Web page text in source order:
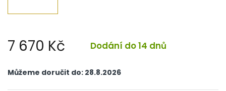
7 670 Kč Dodání do 14 dnů
cena:
Můžeme doručit do: 28.8.2026